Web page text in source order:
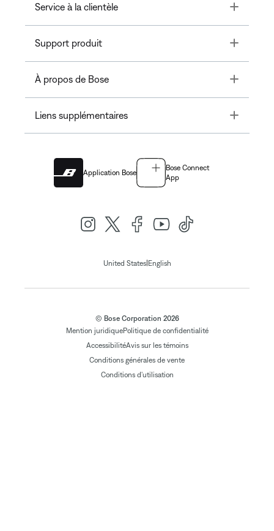
Service à la clientèle Toggle
Support produit Toggle
À propos de Bose Toggle
Liens supplémentaires Toggle
Application Bose
Bose Connect
App
United States| English
© Bose Corporation 2026
Mention juridiquePolitique de confidentialité
AccessibilitéAvis sur les témoins
Conditions générales de vente
Conditions d'utilisation